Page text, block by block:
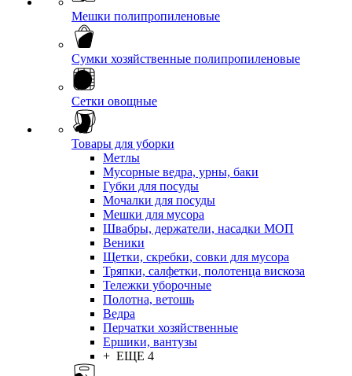
Мешки полипропиленовые
Сумки хозяйственные полипропиленовые
Сетки овощные
Товары для уборки
Метлы
Мусорные ведра, урны, баки
Губки для посуды
Мочалки для посуды
Мешки для мусора
Швабры, держатели, насадки МОП
Веники
Щетки, скребки, совки для мусора
Тряпки, салфетки, полотенца вискоза
Тележки уборочные
Полотна, ветошь
Ведра
Перчатки хозяйственные
Ершики, вантузы
+ ЕЩЕ 4